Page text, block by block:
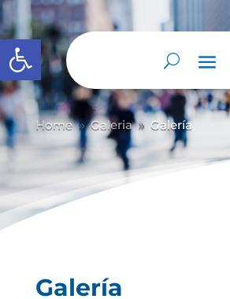
Abrir barra de herramientas
Home 9 Galeria 9 Galería
Galería